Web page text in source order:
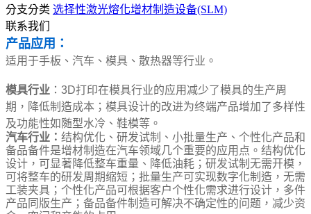
分支分类 选择性激光熔化增材制造设备(SLM)
联系我们
产品应用：
适用于手板、汽车、模具、散热器等行业。
模具行业 ：3D打印在模具行业的应用减少了模具的生产周
期，降低制造成本；模具设计的改进为终端产品增加了多样性
及功能性如随型水冷、鞋模等。
汽车行业： 结构优化、研发试制、小批量生产、个性化产品和
备品备件是增材制造在汽车领域几个重要的应用点。结构优化
设计，可显著降低整车重量、降低油耗；研发试制无需开模，
可将整车的研发周期缩短；批量生产可实现数字化制造，无需
工装夹具；个性化产品可根据客户个性化需求进行设计，多件
产品同版生产；备品备件制造可解决不确定性的问题，减少资